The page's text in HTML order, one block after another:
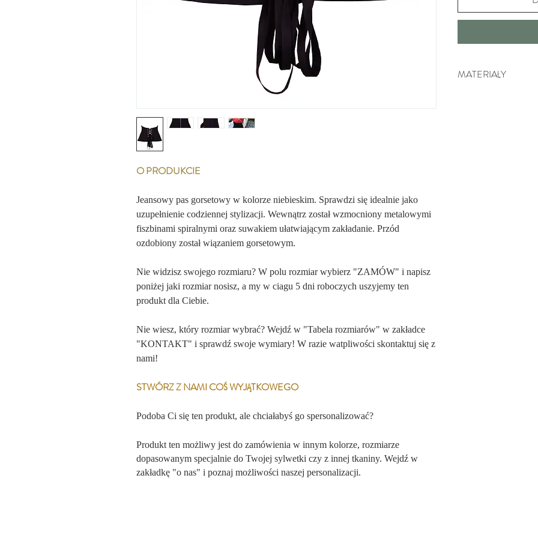
O PRODUKCIE
Jeansowy pas gorsetowy w kolorze niebieskim. Sprawdzi się idealnie jako
uzupełnienie codziennej stylizacji. Wewnątrz został wzmocniony metalowymi
fiszbinami spiralnymi oraz suwakiem ułatwiającym zakładanie. Przód
ozdobiony został wiązaniem gorsetowym.
Nie widzisz swojego rozmiaru? W polu rozmiar wybierz "ZAMÓW" i napisz
poniżej jaki rozmiar nosisz, a my w ciagu 5 dni roboczych uszyjemy ten
produkt dla Ciebie.
Nie wiesz, który rozmiar wybrać? Wejdź w "Tabela rozmiarów" w zakładce
"KONTAKT" i sprawdź swoje wymiary! W razie watpliwości skontaktuj się z
nami!
STWÓRZ Z NAMI COŚ WYJĄTKOWEGO
Podoba Ci się ten produkt, ale chciałabyś go spersonalizować?
Produkt ten możliwy jest do zamówienia w innym kolorze, rozmiarze
dopasowanym specjalnie do Twojej sylwetki czy z innej tkaniny. Wejdź w
zakładkę "o nas" i poznaj możliwości naszej personalizacji.
MATERIAŁY